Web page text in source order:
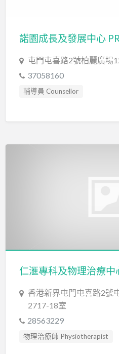
屯門屯喜路2號柏麗廣場
37058160
輔導員 Counsellor
香港新界屯門屯喜路2號
2717-18室
28563229
物理治療師 Physiotherapist